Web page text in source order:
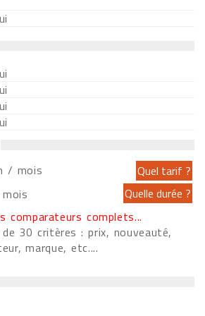
/ mois
comparateurs complets...
de 30 critères : prix, nouveauté,
marque, etc....